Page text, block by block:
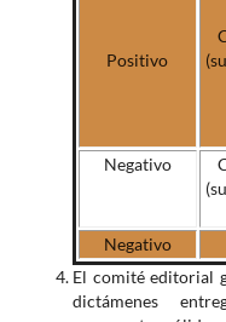
Positivo
Negativo
Negativo
El comité editorial
dictámenes